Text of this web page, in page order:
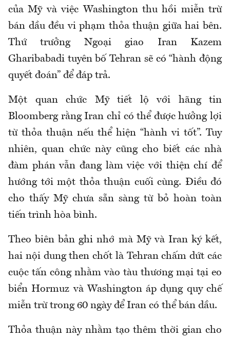
của Mỹ và việc Washington thu hồi miễn trừ
bán dầu đều vi phạm thỏa thuận giữa hai bên.
Thứ trưởng Ngoại giao Iran Kazem
Gharibabadi tuyên bố Tehran sẽ có “hành động
quyết đoán” để đáp trả.
Một quan chức Mỹ tiết lộ với hãng tin
Bloomberg rằng Iran chỉ có thể được hưởng lợi
từ thỏa thuận nếu thể hiện “hành vi tốt”. Tuy
nhiên, quan chức này cũng cho biết các nhà
đàm phán vẫn đang làm việc với thiện chí để
hướng tới một thỏa thuận cuối cùng. Điều đó
cho thấy Mỹ chưa sẵn sàng từ bỏ hoàn toàn
tiến trình hòa bình.
Theo biên bản ghi nhớ mà Mỹ và Iran ký kết,
hai nội dung then chốt là Tehran chấm dứt các
cuộc tấn công nhằm vào tàu thương mại tại eo
biển Hormuz và Washington áp dụng quy chế
miễn trừ trong 60 ngày để Iran có thể bán dầu.
Thỏa thuận này nhằm tạo thêm thời gian cho